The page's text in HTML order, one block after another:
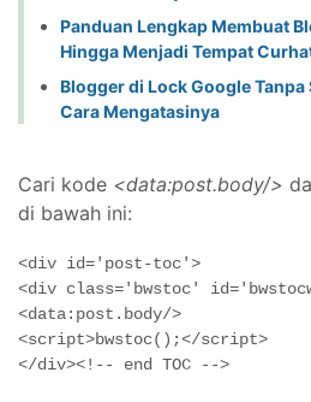
Panduan Lengkap Membuat
Hingga Menjadi Tempat
Blogger di Lock Google Tanpa
Cara Mengatasinya
Cari kode <data:post.body/>
di bawah ini:
<div id='post-toc'>
<div class='bwstoc'
<data:post.body/>
<script>bwstoc();</script>
</div><!-- end TOC -->